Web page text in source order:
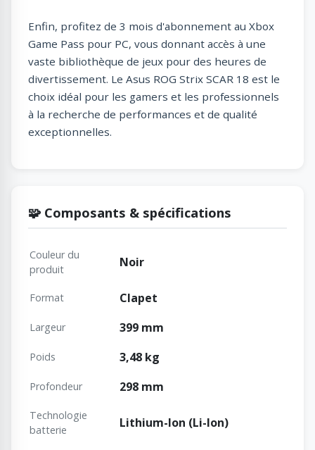
Enfin, profitez de 3 mois d'abonnement au Xbox
Game Pass pour PC, vous donnant accès à une
vaste bibliothèque de jeux pour des heures de
divertissement. Le Asus ROG Strix SCAR 18 est le
choix idéal pour les gamers et les professionnels
à la recherche de performances et de qualité
exceptionnelles.
🧩 Composants & spécifications
Couleur du
produit
Noir
Format Clapet
Largeur 399 mm
Poids 3,48 kg
Profondeur 298 mm
Technologie
batterie
Lithium-Ion (Li-Ion)